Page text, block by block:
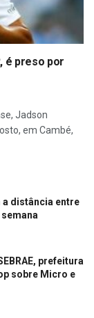
é preso por
Jadson
em Cambé,
distância entre
prefeitura
sobre Micro e